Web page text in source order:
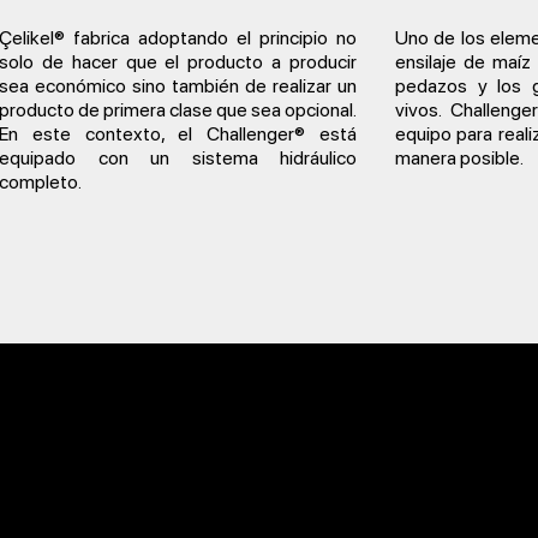
Çelikel® fabrica adoptando el principio no
solo de hacer que el producto a producir
sea económico sino también de realizar un
producto de primera clase que sea opcional.
En este contexto, el Challenger® está
equipado con un sistema hidráulico
completo.
Uno de los
ensilaje de
pedazos y los
vivos.
equipo para
manera posible.